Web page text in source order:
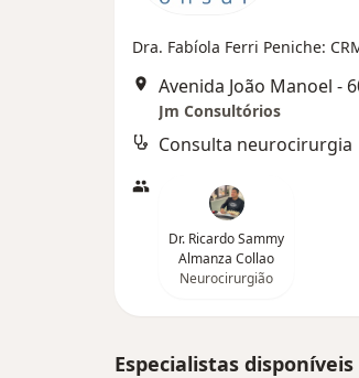
Dra. Fabíola Ferri Peniche:
Jm Consultórios
Consulta neurocirurgia
Dr. Ricardo Sammy
Almanza Collao
Neurocirurgião
Especialistas disponíveis